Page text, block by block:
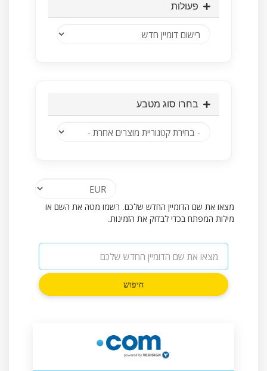
פעולות
בחרו סוג מטבע
מצאו את שם הדומיין החדש שלכם. רשמו מטה את השם או
מילות המפתח בכדי לבדוק את הזמינות.
חיפוש